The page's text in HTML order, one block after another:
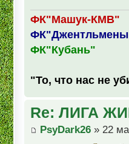
ФК"Машук-КМВ"
ФК"Джентльмены
ФК"Кубань"
"То, что нас не
Re: ЛИГА
PsyDark26 » 22